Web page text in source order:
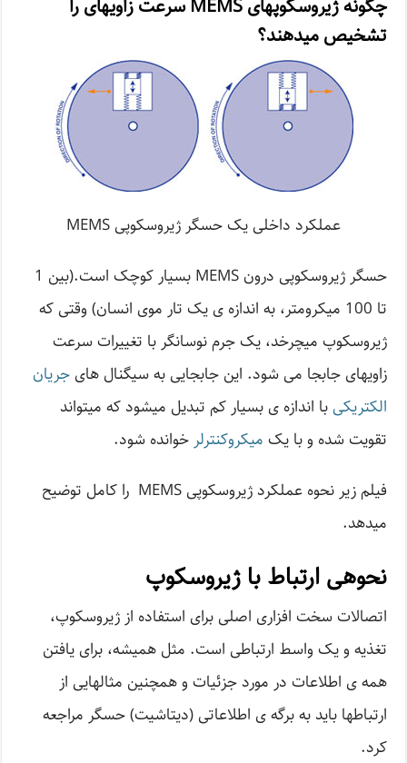
چگونه ژیروسکوپهای MEMS سرعت زاویه­ای را
تشخیص می­دهند؟
عملکرد داخلی یک حسگر ژیروسکوپی MEMS
حسگر ژیروسکوپی درون MEMS بسیار کوچک است.(بین 1
تا 100 میکرومتر، به اندازه­ ی یک تار موی انسان) وقتی که
ژیروسکوپ می­چرخد، یک جرم نوسان­گر با تغییرات سرعت
زاویه­ای جابجا می ­شود. این جابجایی به سیگنال­ هایجریان
الکتریکی با اندازه­ ی بسیار کم تبدیل می­شود که می­تواند
تقویت شده و با یک میکروکنترلرخوانده شود.
فیلم زیر نحوه عملکرد ژیروسکوپی MEMS را کامل توضیح
میدهد.
نحوه­ی ارتباط با ژیروسکوپ
اتصالات سخت ­افزاری اصلی برای استفاده از ژیروسکوپ،
تغذیه و یک واسط ارتباطی است. مثل همیشه، برای یافتن
همه­ ی اطلاعات در مورد جزئیات و همچنین مثال­هایی از
ارتباط­ها باید به برگه­ ی اطلاعاتی (دیتاشیت) حسگر مراجعه
کرد.